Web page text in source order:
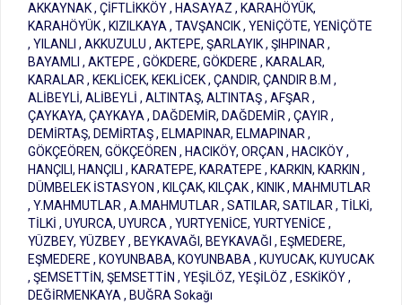
AKKAYNAK , ÇİFTLİKKÖY , HASAYAZ , KARAHÖYÜK,
KARAHÖYÜK , KIZILKAYA , TAVŞANCIK , YENİÇÖTE, YENİÇÖTE
, YILANLI , AKKUZULU , AKTEPE, ŞARLAYIK , ŞIHPINAR ,
BAYAMLI , AKTEPE , GÖKDERE, GÖKDERE , KARALAR,
KARALAR , KEKLİCEK, KEKLİCEK , ÇANDIR, ÇANDIR B.M ,
ALİBEYLİ, ALİBEYLİ , ALTINTAŞ, ALTINTAŞ , AFŞAR ,
ÇAYKAYA, ÇAYKAYA , DAĞDEMİR, DAĞDEMİR , ÇAYIR ,
DEMİRTAŞ, DEMİRTAŞ , ELMAPINAR, ELMAPINAR ,
GÖKÇEÖREN, GÖKÇEÖREN , HACIKÖY, ORÇAN , HACIKÖY ,
HANÇILI, HANÇILI , KARATEPE, KARATEPE , KARKIN, KARKIN ,
DÜMBELEK İSTASYON , KILÇAK, KILÇAK , KINIK , MAHMUTLAR
, Y.MAHMUTLAR , A.MAHMUTLAR , SATILAR, SATILAR , TİLKİ,
TİLKİ , UYURCA, UYURCA , YURTYENİCE, YURTYENİCE ,
YÜZBEY, YÜZBEY , BEYKAVAĞI, BEYKAVAĞI , EŞMEDERE,
EŞMEDERE , KOYUNBABA, KOYUNBABA , KUYUCAK, KUYUCAK
, ŞEMSETTİN, ŞEMSETTİN , YEŞİLÖZ, YEŞİLÖZ , ESKİKÖY ,
DEĞİRMENKAYA , BUĞRA Sokağı